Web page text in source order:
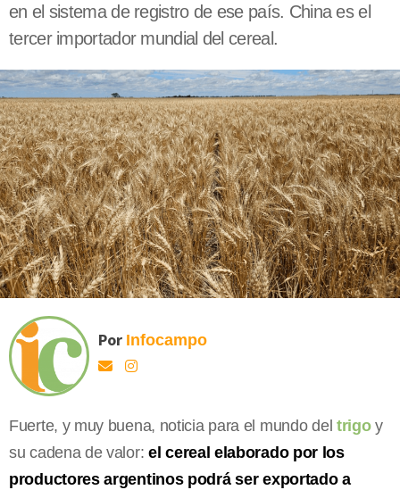
en el sistema de registro de ese país. China es el
tercer importador mundial del cereal.
Por Infocampo
Fuerte, y muy buena, noticia para el mundo del trigoy
su cadena de valor: el cereal elaborado por los
productores argentinos podrá ser exportado a